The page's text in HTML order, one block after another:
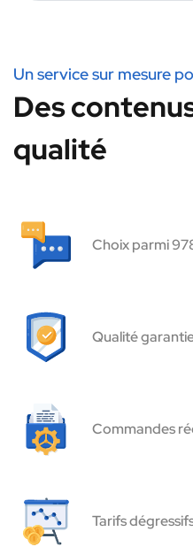
Un service sur mesure
Des
qualité
Choix parmi
Qualité
Commandes
Tarifs